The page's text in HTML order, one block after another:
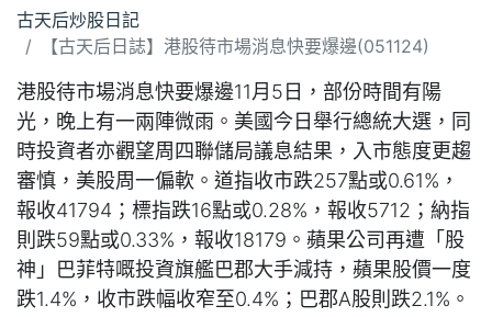
古天后炒股日記
【古天后日誌】港股待市場消息快要爆邊(051124)
港股待市場消息快要爆邊11月5日，部份時間有陽
光，晚上有一兩陣微雨。美國今日舉行總統大選，同
時投資者亦觀望周四聯儲局議息結果，入市態度更趨
審慎，美股周一偏軟。道指收市跌257點或0.61%，
報收41794；標指跌16點或0.28%，報收5712；納指
則跌59點或0.33%，報收18179。蘋果公司再遭「股
神」巴菲特嘅投資旗艦巴郡大手減持，蘋果股價一度
跌1.4%，收市跌幅收窄至0.4%；巴郡A股則跌2.1%。